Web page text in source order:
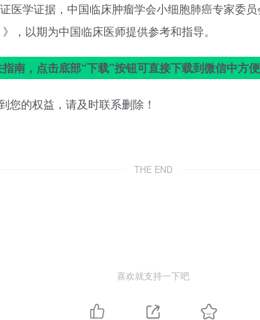
医学证据，中国临床肿瘤学会小细胞肺癌专家委
，以期为中国临床医师提供参考和指导。
南，点击底部“下载”按钮可直接下载到微信中方便
您的权益，请及时联系删除！
THE END
喜欢就支持一下吧